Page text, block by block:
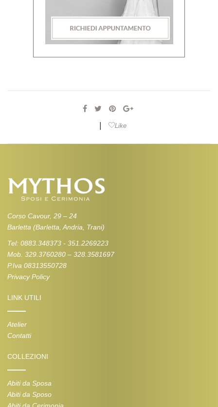
Like
Corso Cavour, 29 – 24
Barletta (Barletta, Andria, Trani)
Tel: 0883.348373 - 351.2269223
Mob. 329.3760280 – 328.3581697
P.Iva 08313550728
Privacy Policy
LINK UTILI
Atelier
Contatti
COLLEZIONI
Abiti da Sposa
Abiti da Sposo
Abiti da Cerimonia